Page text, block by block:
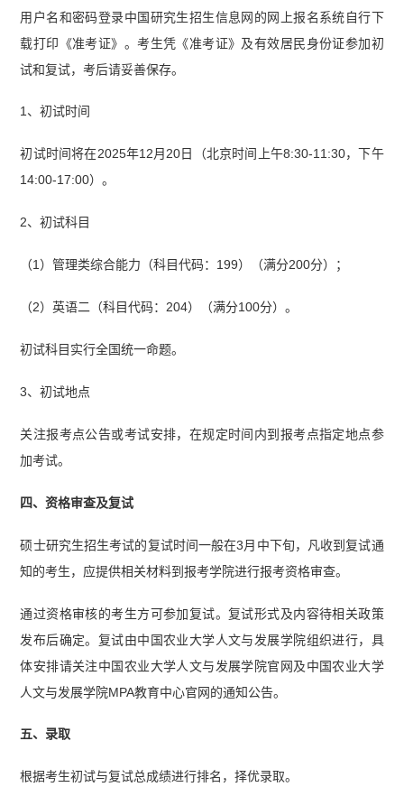
用户名和密码登录中国研究生招生信息网的网上报名系统自行下
载打印《准考证》。考生凭《准考证》及有效居民身份证参加初
试和复试，考后请妥善保存。
1、初试时间
初试时间将在2025年12月20日（北京时间上午8:30-11:30，下午
14:00-17:00）。
2、初试科目
（1）管理类综合能力（科目代码：199）（满分200分）；
（2）英语二（科目代码：204）（满分100分）。
初试科目实行全国统一命题。
3、初试地点
关注报考点公告或考试安排，在规定时间内到报考点指定地点参
加考试。
四、资格审查及复试
硕士研究生招生考试的复试时间一般在3月中下旬，凡收到复试通
知的考生，应提供相关材料到报考学院进行报考资格审查。
通过资格审核的考生方可参加复试。复试形式及内容待相关政策
发布后确定。复试由中国农业大学人文与发展学院组织进行，具
体安排请关注中国农业大学人文与发展学院官网及中国农业大学
人文与发展学院MPA教育中心官网的通知公告。
五、录取
根据考生初试与复试总成绩进行排名，择优录取。